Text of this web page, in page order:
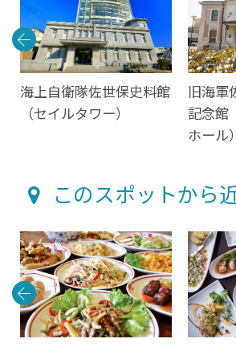
海上自衛隊佐世保史料館
（セイルタワー）
旧海
記念館
ホール）
このスポットから